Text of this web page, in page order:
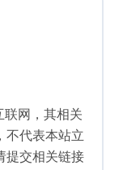
联网，其相关
不代表本站立
提交相关链接